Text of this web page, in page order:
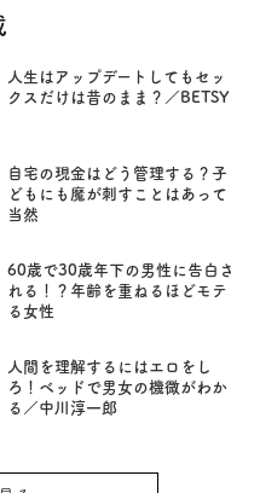
人生はアップデートしてもセッ
クスだけは昔のまま？／BETSY
自宅の現金はどう管理する？子
どもにも魔が刺すことはあって
当然
60歳で30歳年下の男性に告白さ
れる！？年齢を重ねるほどモテ
る女性
人間を理解するにはエロをし
ろ！ベッドで男女の機微がわか
る／中川淳一郎